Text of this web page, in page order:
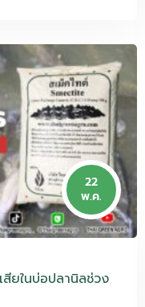
22
พ.ค.
ยในบ่อปลานิลช่วง